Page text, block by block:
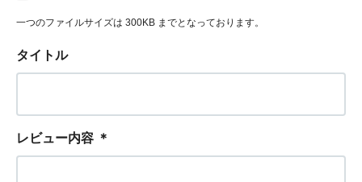
一つのファイルサイズは 300KB までとなっております。
タイトル
レビュー内容 ＊